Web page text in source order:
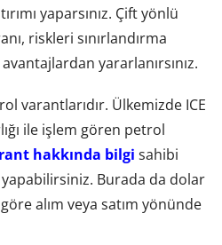
yaparsınız. Çift yönlü
riskleri sınırlandırma
yararlanırsınız.
varantlarıdır. Ülkemizde ICE
ile işlem gören petrol
hakkında bilgi sahibi
yapabilirsiniz. Burada da dolar
alım veya satım yönünde